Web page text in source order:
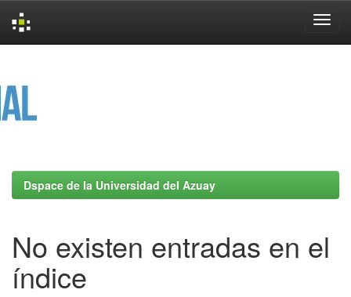
Dspace de la Universidad del Azuay
No existen entradas en el
índice